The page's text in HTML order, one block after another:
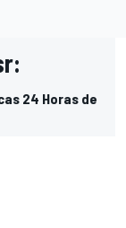
24 Horas de